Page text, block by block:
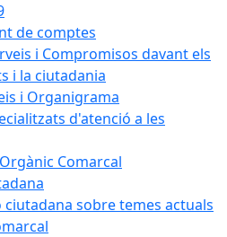
de comptes
i Compromisos davant els
i la ciutadania
i Organigrama
d'atenció a les
Comarcal
ciutadana sobre temes actuals